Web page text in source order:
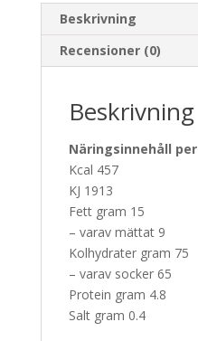
Beskrivning
Recensioner (0)
Beskrivning
Näringsinnehåll per
Kcal 457
KJ 1913
Fett gram 15
– varav mättat 9
Kolhydrater gram 75
– varav socker 65
Protein gram 4.8
Salt gram 0.4